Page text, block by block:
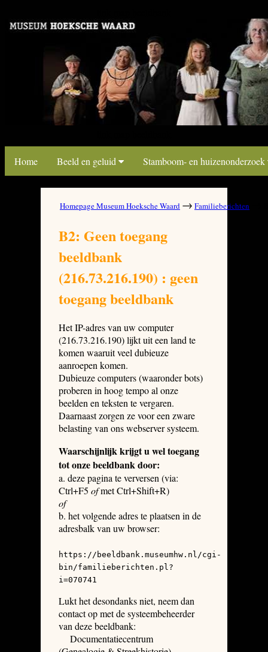
Home Beeld en geluid Stamboom- en huizenonderzoek
Homepage Museum Hoeksche Waard → Familieberichten
B2: Geen toegang
beeldbank
(216.73.216.190) : geen
toegang beeldbank
Het IP-adres van uw computer
(216.73.216.190) lijkt uit een land te
komen waaruit veel dubieuze
aanroepen komen.
Dubieuze computers (waaronder bots)
proberen in hoog tempo al onze
beelden en teksten te vergaren.
Daarnaast zorgen ze voor een zware
belasting van ons webserver systeem.
Waarschijnlijk krijgt u wel toegang
tot onze beeldbank door:
a. deze pagina te verversen (via:
Ctrl+F5 ofmet Ctrl+Shift+R)
of
b. het volgende adres te plaatsen in de
adresbalk van uw browser:
https://beeldbank.museumhw.nl/cgi-
bin/familieberichten.pl?
i=070741
Lukt het desondanks niet, neem dan
contact op met de systeembeheerder
van deze beeldbank:
Documentatiecentrum